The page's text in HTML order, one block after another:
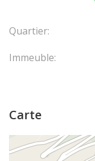
Quartier:
Immeuble:
Carte